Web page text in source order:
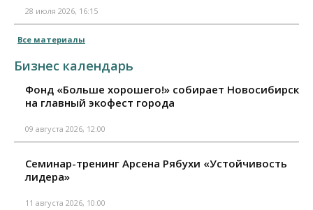
28 июля 2026, 16:15
Все материалы
Бизнес календарь
Фонд «Больше хорошего!» собирает Новосибирск
на главный экофест города
09 августа 2026, 12:00
Семинар-тренинг Арсена Рябухи «Устойчивость
лидера»
11 августа 2026, 10:00